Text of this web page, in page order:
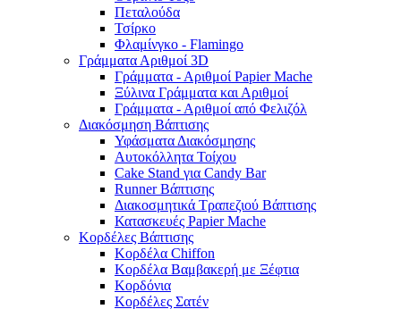
Πεταλούδα
Τσίρκο
Φλαμίνγκο - Flamingo
Γράμματα Αριθμοί 3D
Γράμματα - Αριθμοί Papier Mache
Ξύλινα Γράμματα και Αριθμοί
Γράμματα - Αριθμοί από Φελιζόλ
Διακόσμηση Βάπτισης
Υφάσματα Διακόσμησης
Αυτοκόλλητα Τοίχου
Cake Stand για Candy Bar
Runner Βάπτισης
Διακοσμητικά Τραπεζιού Βάπτισης
Κατασκευές Papier Mache
Κορδέλες Βάπτισης
Κορδέλα Chiffon
Κορδέλα Βαμβακερή με Ξέφτια
Κορδόνια
Κορδέλες Σατέν